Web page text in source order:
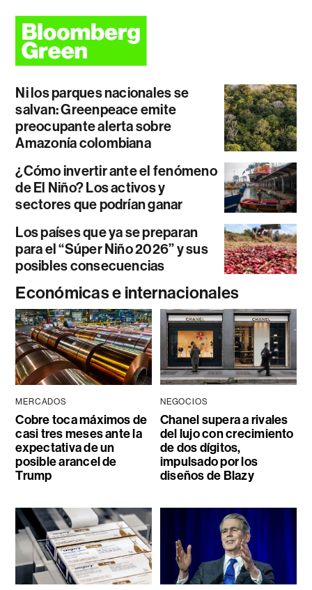
Ni los parques nacionales se
salvan: Greenpeace emite
preocupante alerta sobre
Amazonía colombiana
¿Cómo invertir ante el fenómeno
de El Niño? Los activos y
sectores que podrían ganar
Los países que ya se preparan
para el “Súper Niño 2026” y sus
posibles consecuencias
Económicas e internacionales
MERCADOS
Cobre toca máximos de
casi tres meses ante la
expectativa de un
posible arancel de
Trump
NEGOCIOS
Chanel supera a rivales
del lujo con crecimiento
de dos dígitos,
impulsado por los
diseños de Blazy